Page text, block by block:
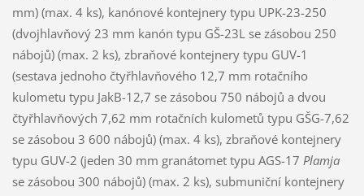
mm) (max. 4 ks), kanónové kontejnery typu UPK-23-250
(dvojhlavňový 23 mm kanón typu GŠ-23L se zásobou 250
nábojů) (max. 2 ks), zbraňové kontejnery typu GUV-1
(sestava jednoho čtyřhlavňového 12,7 mm rotačního
kulometu typu JakB-12,7 se zásobou 750 nábojů a dvou
čtyřhlavňových 7,62 mm rotačních kulometů typu GŠG-7,62
se zásobou 3 600 nábojů) (max. 4 ks), zbraňové kontejnery
typu GUV-2 (jeden 30 mm granátomet typu AGS-17 Plamja
se zásobou 300 nábojů) (max. 2 ks), submuniční kontejnery